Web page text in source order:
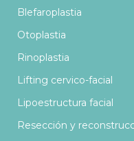
Blefaroplastia
Otoplastia
Rinoplastia
Lifting cervico-facial
Lipoestructura facial
Resección y